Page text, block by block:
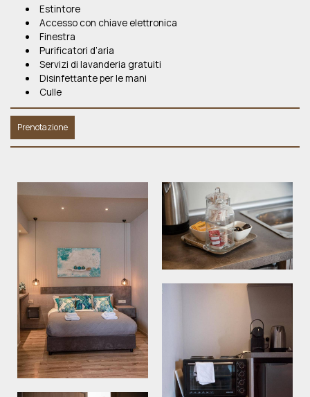
Estintore
Accesso con chiave elettronica
Finestra
Purificatori d’aria
Servizi di lavanderia gratuiti
Disinfettante per le mani
Culle
Prenotazione